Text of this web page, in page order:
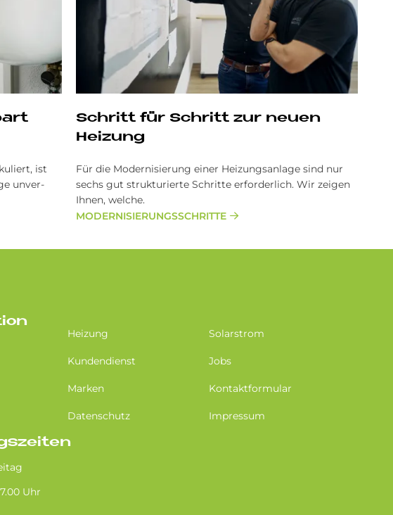
ist
un­ver­
Schritt für Schritt zur neuen
Heizung
Für die Modernisierung einer Heizungsanlage sind nur
sechs gut strukturierte Schritte erforderlich. Wir zeigen
Ihnen, welche.
MODERNISIERUNGSSCHRITTE
Heizung Solarstrom
Kundendienst Jobs
Marken Kontaktformular
Datenschutz Impressum
Uhr